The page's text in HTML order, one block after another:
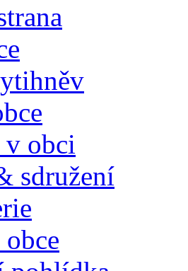
obci
sdružení